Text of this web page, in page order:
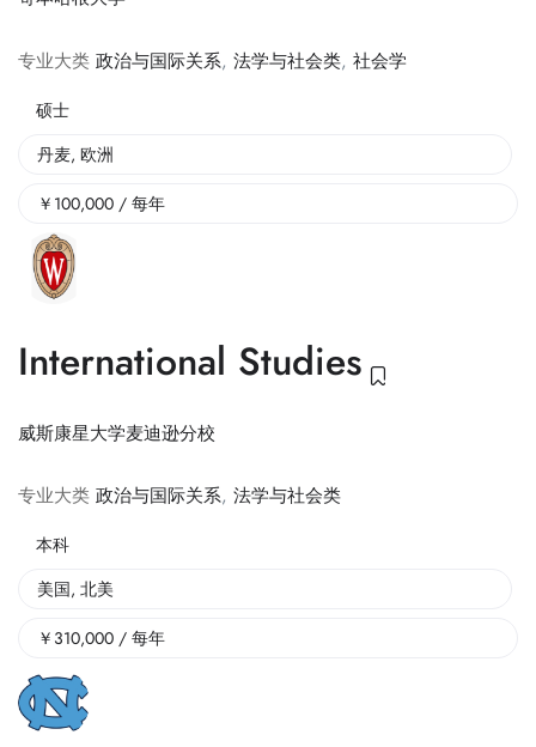
专业大类 政治与国际关系, 法学与社会类, 社会学
硕士
丹麦, 欧洲
￥ 100,000 / 每年
International Studies
威斯康星大学麦迪逊分校
专业大类 政治与国际关系, 法学与社会类
本科
美国, 北美
￥ 310,000 / 每年